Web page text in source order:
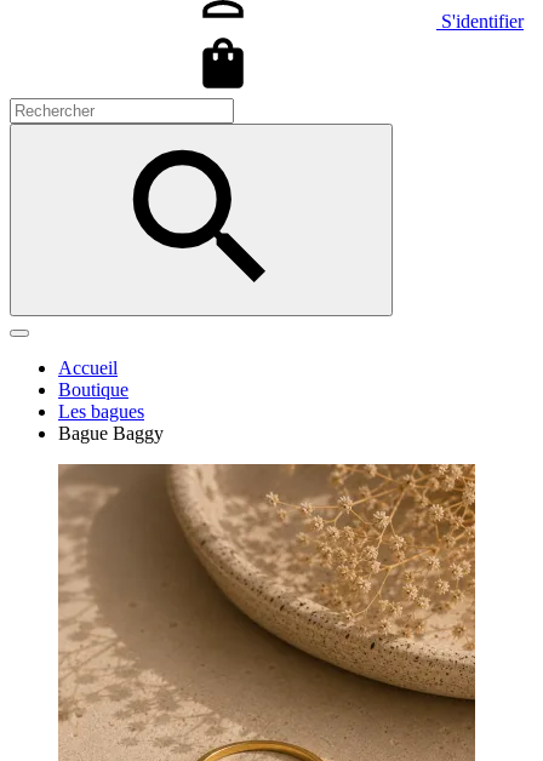
S'identifier
Accueil
Boutique
Les bagues
Bague Baggy